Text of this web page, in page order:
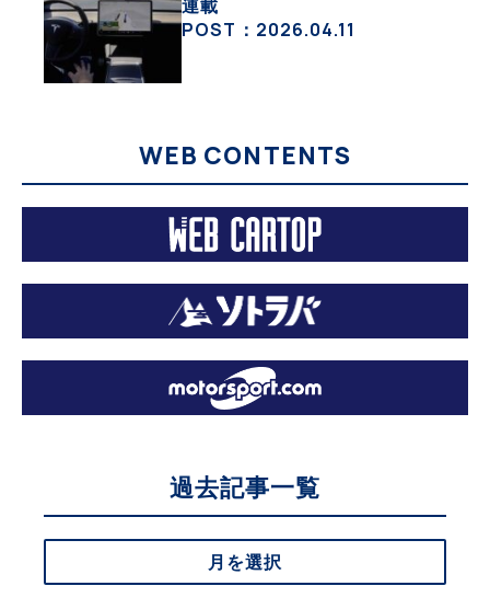
果たして価格以上の効果はあっ
たのか？【テスラ沼にはまった
連載
POST：2026.04.11
WEB CONTENTS
過去記事一覧
月を選択